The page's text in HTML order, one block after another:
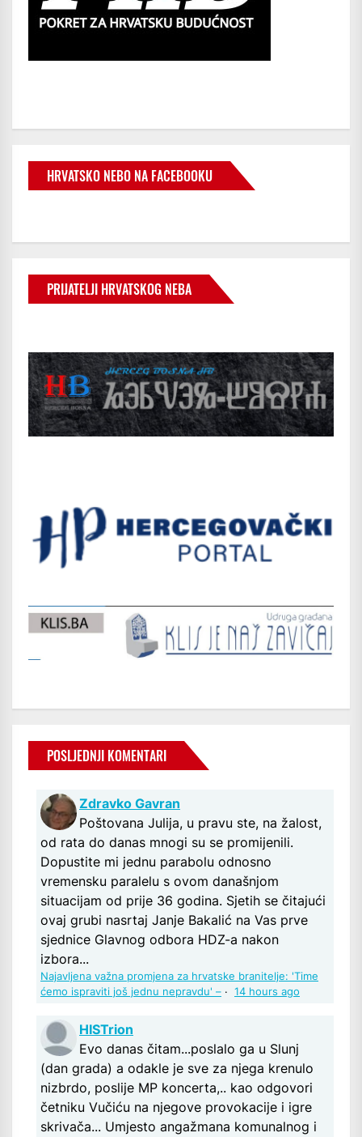
HRVATSKO NEBO NA FACEBOOKU
PRIJATELJI HRVATSKOG NEBA
POSLJEDNJI KOMENTARI
Zdravko Gavran
Poštovana Julija, u pravu ste, na žalost,
od rata do danas mnogi su se promijenili.
Dopustite mi jednu parabolu odnosno
vremensku paralelu s ovom današnjom
situacijam od prije 36 godina. Sjetih se čitajući
ovaj grubi nasrtaj Janje Bakalić na Vas prve
sjednice Glavnog odbora HDZ-a nakon
izbora...
Najavljena važna promjena za hrvatske branitelje: 'Time
ćemo ispraviti još jednu nepravdu' – · 14 hours ago
HISTrion
Evo danas čitam...poslalo ga u Slunj
(dan grada) a odakle je sve za njega krenulo
nizbrdo, poslije MP koncerta,.. kao odgovori
četniku Vučiću na njegove provokacije i igre
skrivača... Umjesto angažmana komunalnog i